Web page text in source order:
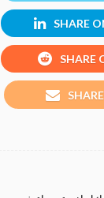
SHARE
SHARE